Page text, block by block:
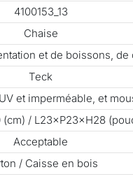
4100153_13
Chaise
et de boissons,
Teck
et imperméable, et
(cm) / L23×P23×H28
Acceptable
/ Caisse en bois